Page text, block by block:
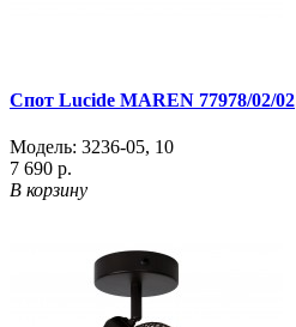
Спот Lucide MAREN 77978/02/02
Модель: 3236-05, 10
7 690 р.
В корзину